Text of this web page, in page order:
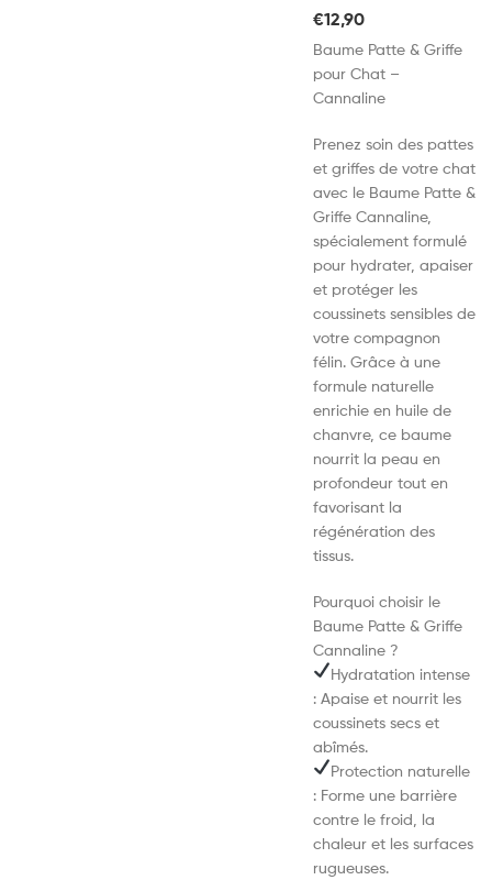
€12,90
Baume Patte & Griffe
pour Chat –
Cannaline
Prenez soin des pattes
et griffes de votre chat
avec le Baume Patte &
Griffe Cannaline,
spécialement formulé
pour hydrater, apaiser
et protéger les
coussinets sensibles de
votre compagnon
félin. Grâce à une
formule naturelle
enrichie en huile de
chanvre, ce baume
nourrit la peau en
profondeur tout en
favorisant la
régénération des
tissus.
Pourquoi choisir le
Baume Patte & Griffe
Cannaline ?
Hydratation intense
: Apaise et nourrit les
coussinets secs et
abîmés.
Protection naturelle
: Forme une barrière
contre le froid, la
chaleur et les surfaces
rugueuses.